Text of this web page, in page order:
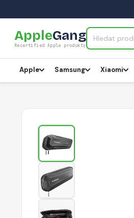
AppleGang
Recertified Apple produkty
Apple Samsung Xiaomi